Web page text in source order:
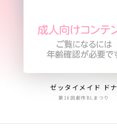
ゼッタイメイド ドナ
第16回創作BLまつり